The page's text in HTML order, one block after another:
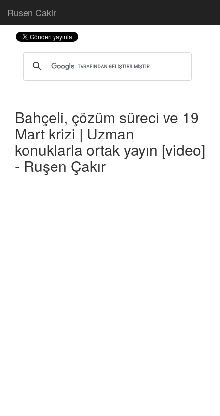
Rusen Cakir
Bahçeli, çözüm süreci ve 19
Mart krizi | Uzman
konuklarla ortak yayın [video]
- Ruşen Çakır